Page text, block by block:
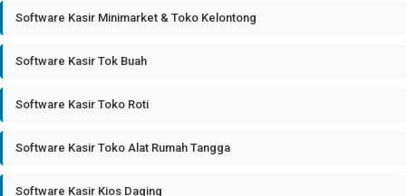
Software Kasir Minimarket & Toko Kelontong
Software Kasir Tok Buah
Software Kasir Toko Roti
Software Kasir Toko Alat Rumah Tangga
Software Kasir Kios Daging